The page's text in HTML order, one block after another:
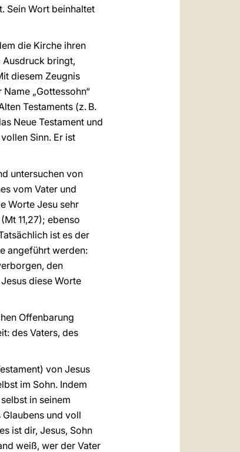
Sein Wort beinhaltet
die Kirche ihren
Ausdruck bringt,
diesem Zeugnis
„Gottessohn“
Testaments (z. B.
Neue Testament und
Sinn. Er ist
untersuchen von
vom Vater und
Worte Jesu sehr
11,27); ebenso
ist es der
angeführt werden:
den
diese Worte
Offenbarung
des Vaters, des
von Jesus
im Sohn. Indem
in seinem
und voll
ist dir, Jesus, Sohn
weiß, wer der Vater